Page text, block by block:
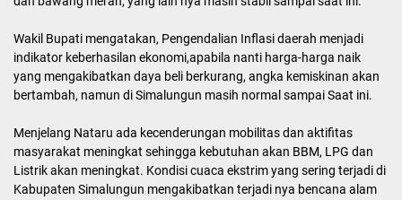
Wakil Bupati mengatakan, Pengendalian Inflasi daerah menjadi
indikator keberhasilan ekonomi,apabila nanti harga-harga naik
yang mengakibatkan daya beli berkurang, angka kemiskinan akan
bertambah, namun di Simalungun masih normal sampai Saat ini.
Menjelang Nataru ada kecenderungan mobilitas dan aktifitas
masyarakat meningkat sehingga kebutuhan akan BBM, LPG dan
Listrik akan meningkat. Kondisi cuaca ekstrim yang sering terjadi di
Kabupaten Simalungun mengakibatkan terjadi nya bencana alam